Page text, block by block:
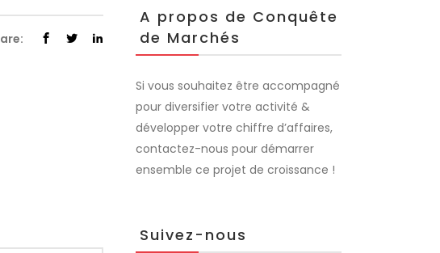
A propos de Conquête
de Marchés
Si vous souhaitez être accompagné
pour diversifier votre activité &
développer votre chiffre d’affaires,
contactez-nous pour démarrer
ensemble ce projet de croissance !
Suivez-nous